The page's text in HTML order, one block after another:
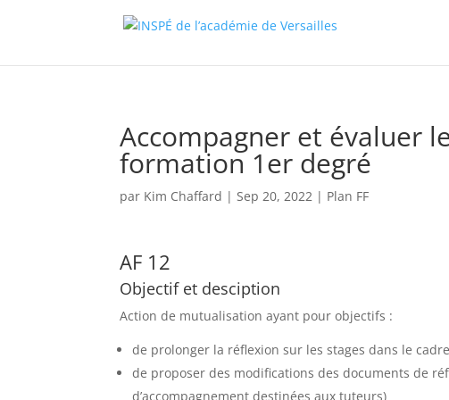
Accompagner et évaluer
formation 1er degré
par Kim Chaffard |Sep 20, 2022 | Plan FF
AF 12
Objectif et desciption
Action de mutualisation ayant pour objectifs :
de prolonger la réflexion sur les stages dans le
de proposer des modifications des documents de
d’accompagnement destinées aux tuteurs)